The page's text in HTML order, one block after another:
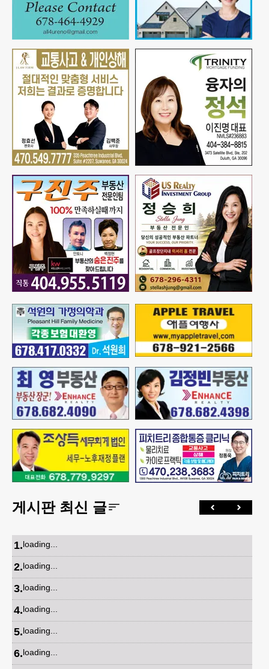
게시판 최신 글
1.loading...
2.loading...
3.loading...
4.loading...
5.loading...
6.loading...